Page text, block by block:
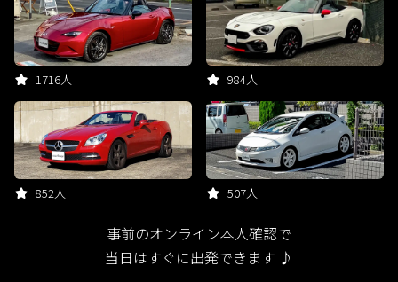
1716人 984人
852人 507人
事前のオンライン本人確認で
当日はすぐに出発できます ♪